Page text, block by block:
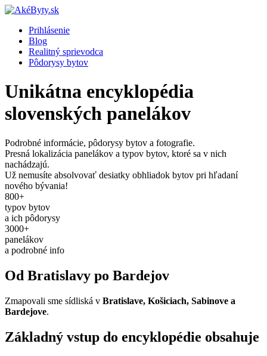
Prihlásenie
Blog
Realitný sprievodca
Pôdorysy bytov
Unikátna encyklopédia
slovenských panelákov
Podrobné informácie, pôdorysy bytov a fotografie.
Presná lokalizácia panelákov a typov bytov, ktoré sa v nich
nachádzajú.
Už nemusíte absolvovať desiatky obhliadok bytov pri hľadaní
nového bývania!
800+
typov bytov
a ich pôdorysy
3000+
panelákov
a podrobné info
Od Bratislavy po Bardejov
Zmapovali sme sídliská v Bratislave, Košiciach, Sabinove a
Bardejove.
Základný vstup do encyklopédie obsahuje